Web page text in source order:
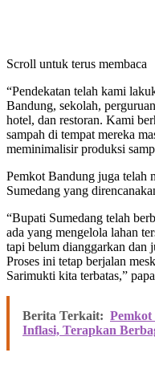
Scroll untuk terus membaca
“Pendekatan telah kami
Bandung, sekolah,
hotel, dan restoran. Kami
sampah di tempat mereka
meminimalisir produksi
Pemkot Bandung juga telah
Sumedang yang
“Bupati Sumedang telah
ada yang mengelola lahan
tapi belum dianggarkan dan
Proses ini tetap berjalan
Sarimukti kita terbatas,”
Berita Terkait: Pemkot
Inflasi, Terapkan